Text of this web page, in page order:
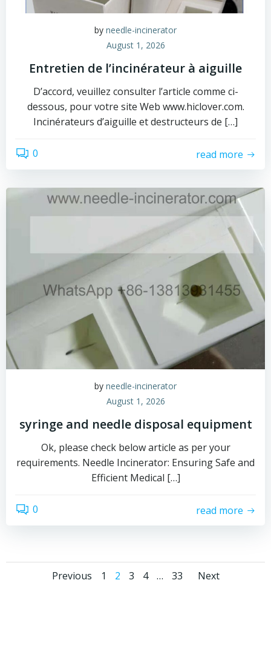
by needle-incinerator
August 1, 2026
Entretien de l’incinérateur à aiguille
D’accord, veuillez consulter l’article comme ci-
dessous, pour votre site Web www.hiclover.com.
Incinérateurs d’aiguille et destructeurs de […]
0 read more
by needle-incinerator
August 1, 2026
syringe and needle disposal equipment
Ok, please check below article as per your
requirements. Needle Incinerator: Ensuring Safe and
Efficient Medical […]
0 read more
Posts
Previous
Posts
Page
1 Page
2 Page
3 Page
4 … Page
33
Posts
Next